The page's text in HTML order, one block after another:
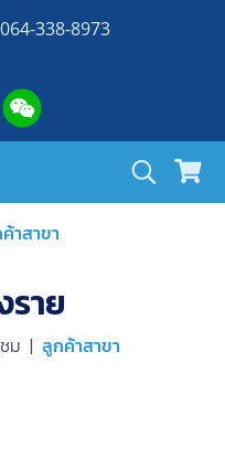
338-8973
าสาขา
าย
ม | ลูกค้าสาขา